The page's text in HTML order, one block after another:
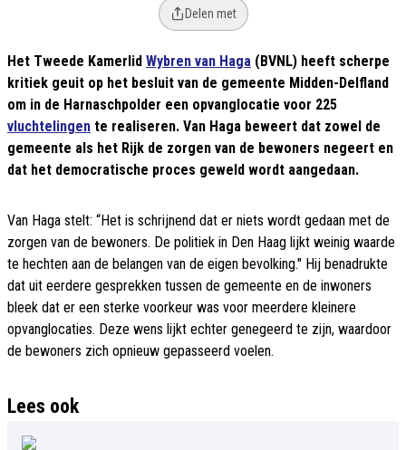
Delen met
Het Tweede Kamerlid Wybren van Haga (BVNL) heeft scherpe
kritiek geuit op het besluit van de gemeente Midden-Delfland
om in de Harnaschpolder een opvanglocatie voor 225
vluchtelingen te realiseren. Van Haga beweert dat zowel de
gemeente als het Rijk de zorgen van de bewoners negeert en
dat het democratische proces geweld wordt aangedaan.
Van Haga stelt: “Het is schrijnend dat er niets wordt gedaan met de
zorgen van de bewoners. De politiek in Den Haag lijkt weinig waarde
te hechten aan de belangen van de eigen bevolking." Hij benadrukte
dat uit eerdere gesprekken tussen de gemeente en de inwoners
bleek dat er een sterke voorkeur was voor meerdere kleinere
opvanglocaties. Deze wens lijkt echter genegeerd te zijn, waardoor
de bewoners zich opnieuw gepasseerd voelen.
Lees ook